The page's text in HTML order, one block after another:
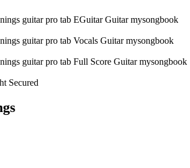
Secured